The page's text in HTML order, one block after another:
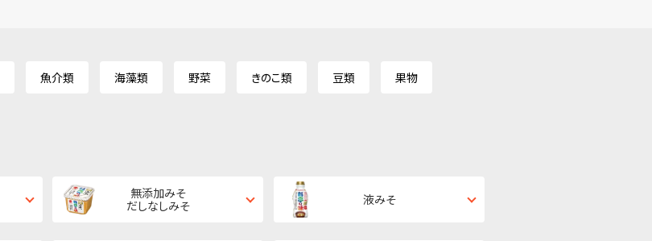
魚介類 海藻類 野菜 きのこ類 豆類 果物
無添加みそ
だしなしみそ
液みそ